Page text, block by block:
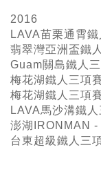
2016
LAVA苗栗通霄
翡翠灣亞洲盃鐵
Guam關島鐵人
梅花湖鐵人三項
梅花湖鐵人三項
LAVA馬沙溝鐵
澎湖IRONMAN
台東超級鐵人三